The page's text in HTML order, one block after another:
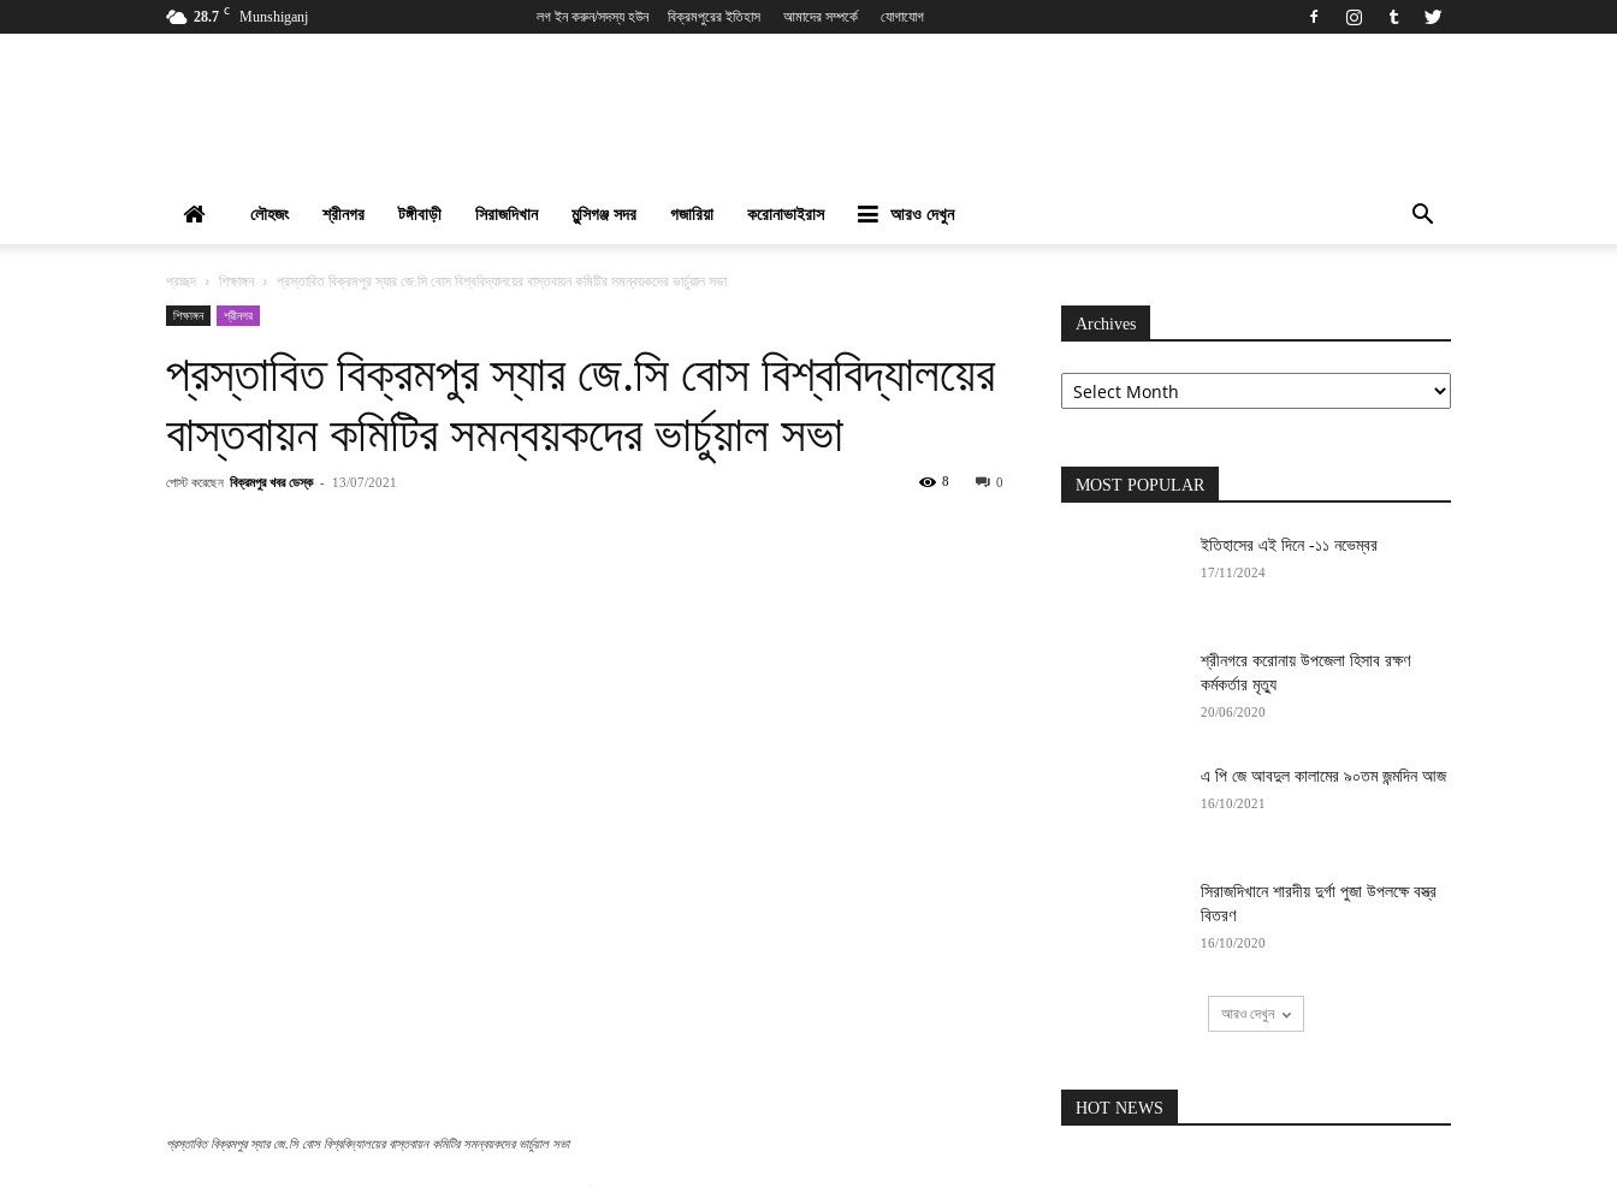
28.7 C Munshiganj লগ ইন করুন/সদস্য হউন বিক্রমপুরের ইতিহাস আমাদের সম্পর্কে যোগাযোগ
লৌহজং শ্রীনগর টঙ্গীবাড়ী সিরাজদিখান মুন্সিগঞ্জ সদর গজারিয়া করোনাভাইরাস আরও দেখুন
প্রচ্ছদ শিক্ষাঙ্গন
প্রস্তাবিত বিক্রমপুর স্যার জে.সি বোস বিশ্ববিদ্যালয়ের বাস্তবায়ন কমিটির সমন্বয়কদের ভার্চুয়াল সভা
শিক্ষাঙ্গন
শ্রীনগর
প্রস্তাবিত বিক্রমপুর স্যার জে.সি বোস বিশ্ববিদ্যালয়ের
বাস্তবায়ন কমিটির সমন্বয়কদের ভার্চুয়াল সভা
পোস্ট করেছেন বিক্রমপুর খবর ডেস্ক - 13/07/2021 0
8
প্রস্তাবিত বিক্রমপুর স্যার জে.সি বোস বিশ্ববিদ্যালয়ের বাস্তবায়ন কমিটির সমন্বয়কদের ভার্চুয়াল সভা
Archives
Archives
MOST POPULAR
ইতিহাসের এই দিনে -১১ নভেম্বর
17/11/2024
শ্রীনগরে করোনায় উপজেলা হিসাব রক্ষণ
কর্মকর্তার মৃত্যু
20/06/2020
এ পি জে আবদুল কালামের ৯০তম জন্মদিন আজ
16/10/2021
সিরাজদিখানে শারদীয় দুর্গা পুজা উপলক্ষে বস্ত্র
বিতরণ
16/10/2020
আরও দেখুন
HOT NEWS